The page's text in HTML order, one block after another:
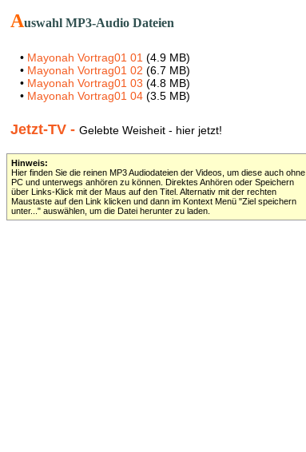
Auswahl MP3-Audio Dateien
• Mayonah Vortrag01 01 (4.9 MB)
• Mayonah Vortrag01 02 (6.7 MB)
• Mayonah Vortrag01 03 (4.8 MB)
• Mayonah Vortrag01 04 (3.5 MB)
Jetzt-TV - Gelebte Weisheit - hier jetzt!
Hinweis:
Hier finden Sie die reinen MP3 Audiodateien der Videos, um diese auch ohne
PC und unterwegs anhören zu können. Direktes Anhören oder Speichern
über Links-Klick mit der Maus auf den Titel. Alternativ mit der rechten
Maustaste auf den Link klicken und dann im Kontext Menü "Ziel speichern
unter..." auswählen, um die Datei herunter zu laden.